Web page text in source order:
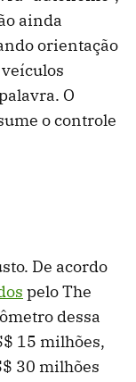
ainda
orientação
O
o controle
De acordo
pelo The
dessa
15 milhões,
30 milhões